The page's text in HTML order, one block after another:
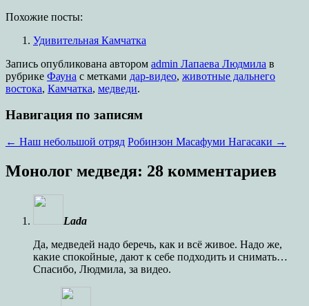
Похожие посты:
Удивительная Камчатка
Запись опубликована автором admin Лапаева Людмила в
рубрике Фауна с метками дар-видео, животные дальнего
востока, Камчатка, медведи.
Навигация по записям
← Наш небольшой отряд Робинзон Масафуми Нагасаки →
Монолог медведя: 28 комментариев
Lada
Да, медведей надо беречь, как и всё живое. Надо же,
какие спокойные, дают к себе подходить и снимать…
Спасибо, Людмила, за видео.